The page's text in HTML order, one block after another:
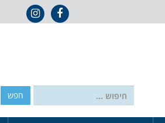
אייקון פייסבוק
חפש: